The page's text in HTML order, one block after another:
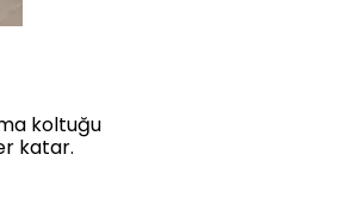
koltuğu
katar.